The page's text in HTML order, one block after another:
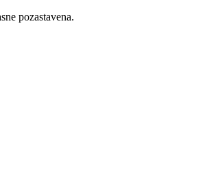
pozastavena.